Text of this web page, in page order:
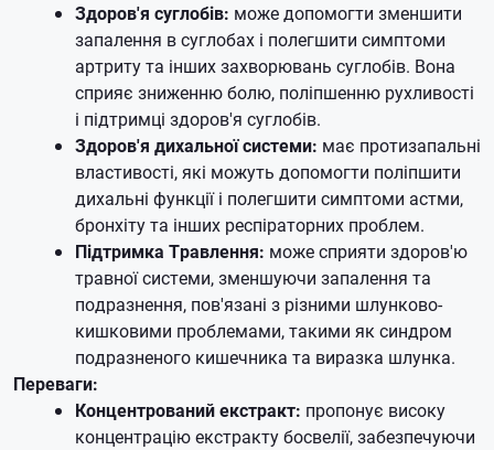
Здоров'я суглобів: може допомогти зменшити
запалення в суглобах і полегшити симптоми
артриту та інших захворювань суглобів. Вона
сприяє зниженню болю, поліпшенню рухливості
і підтримці здоров'я суглобів.
Здоров'я дихальної системи: має протизапальні
властивості, які можуть допомогти поліпшити
дихальні функції і полегшити симптоми астми,
бронхіту та інших респіраторних проблем.
Підтримка Травлення: може сприяти здоров'ю
травної системи, зменшуючи запалення та
подразнення, пов'язані з різними шлунково-
кишковими проблемами, такими як синдром
подразненого кишечника та виразка шлунка.
Переваги:
Концентрований екстракт: пропонує високу
концентрацію екстракту босвелії, забезпечуючи